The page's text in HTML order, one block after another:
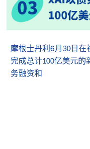
摩根士丹利 6月 30 日在
完成总计100亿美元的
务融资和